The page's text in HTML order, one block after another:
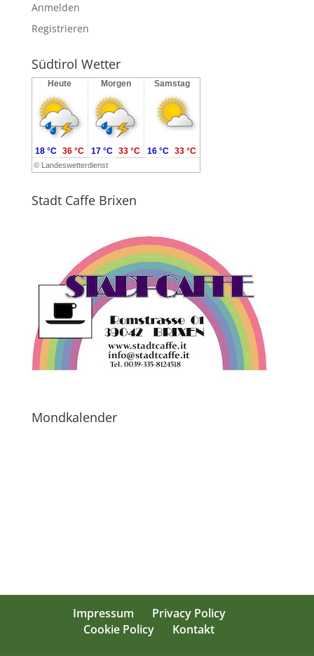
Anmelden
Registrieren
Südtirol Wetter
Heute Morgen Samstag
© Landeswetterdienst
18 °C 36 °C 17 °C 33 °C 16 °C 33 °C
Stadt Caffe Brixen
Mondkalender
Impressum
Privacy Policy
Cookie Policy
Kontakt